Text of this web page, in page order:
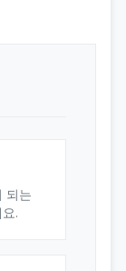
되는
.